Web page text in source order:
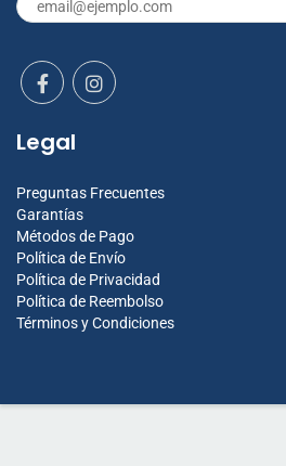
Legal
Preguntas Frecuentes
Garantías
Métodos de Pago
Política de Envío
Política de Privacidad
Política de Reembolso
Términos y Condiciones